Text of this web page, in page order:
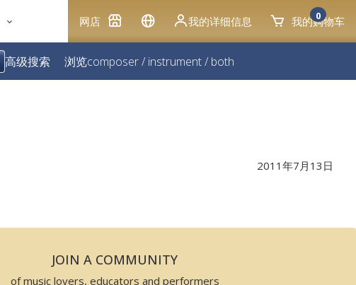
网店 我的详细信息 我的购物车
0
高级搜索 浏览composer/ instrument/ both
2011年7月13日
JOIN A COMMUNITY
of music lovers, educators and performers